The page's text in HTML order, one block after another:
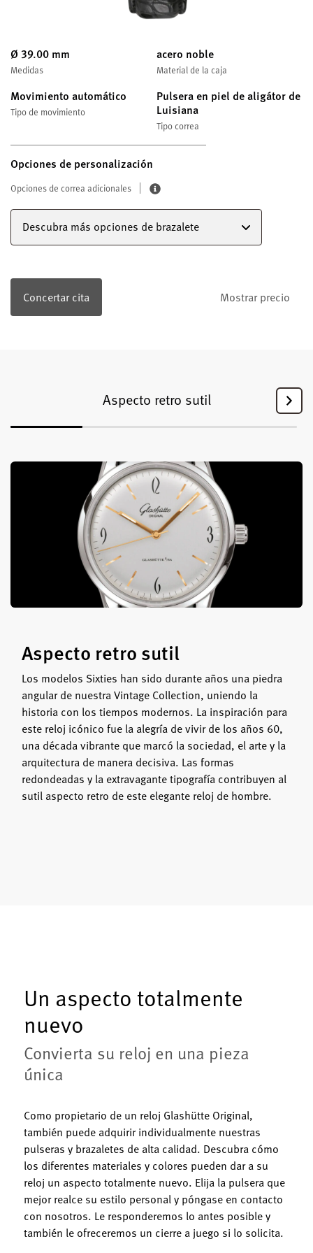
Ø 39.00 mm
Medidas
acero noble
Material de la caja
Movimiento automático
Tipo de movimiento
Pulsera en piel de aligátor de
Luisiana
Tipo correa
Opciones de personalización
Opciones de correa adicionales
Descubra más opciones de brazalete
Concertar cita Mostrar precio
Aspecto retro sutil
Aspecto retro sutil
Los modelos Sixties han sido durante años una piedra
angular de nuestra Vintage Collection, uniendo la
historia con los tiempos modernos. La inspiración para
este reloj icónico fue la alegría de vivir de los años 60,
una década vibrante que marcó la sociedad, el arte y la
arquitectura de manera decisiva. Las formas
redondeadas y la extravagante tipografía contribuyen al
sutil aspecto retro de este elegante reloj de hombre.
Un aspecto totalmente
nuevo
Convierta su reloj en una pieza
única
Como propietario de un reloj Glashütte Original,
también puede adquirir individualmente nuestras
pulseras y brazaletes de alta calidad. Descubra cómo
los diferentes materiales y colores pueden dar a su
reloj un aspecto totalmente nuevo. Elija la pulsera que
mejor realce su estilo personal y póngase en contacto
con nosotros. Le responderemos lo antes posible y
también le ofreceremos un cierre a juego si lo solicita.